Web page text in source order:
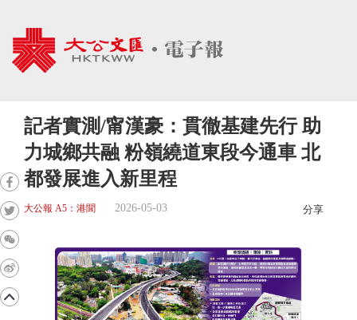
記者實測/甯漢豪：貫徹基建先行 助
力城鄉共融 粉嶺繞道東段今通車 北
都發展進入新里程
大公報 A5：港聞 2026-05-03 分享